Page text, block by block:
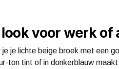
voor werk of
je lichte beige broek met een
ton tint of in donkerblauw